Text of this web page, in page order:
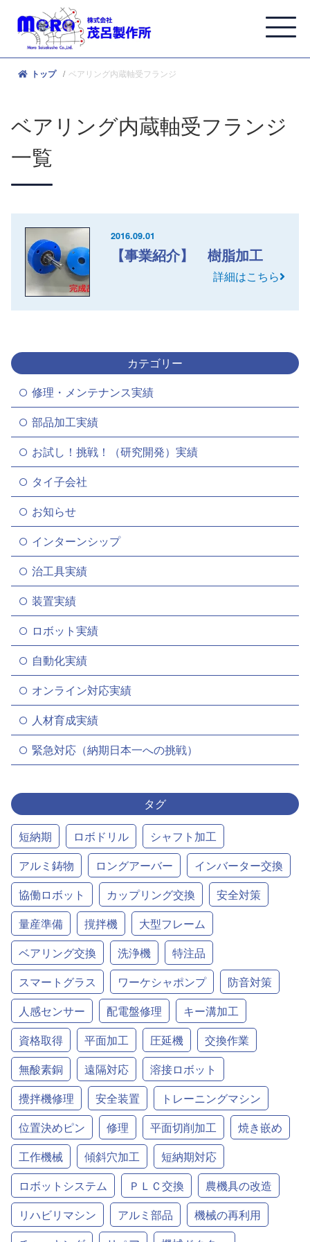
トップ ベアリング内蔵軸受フランジ
ベアリング内蔵軸受フランジ
一覧
2016.09.01
【事業紹介】 樹脂加工
詳細はこちら
カテゴリー
修理・メンテナンス実績
部品加工実績
お試し！挑戦！（研究開発）実績
タイ子会社
お知らせ
インターンシップ
治工具実績
装置実績
ロボット実績
自動化実績
オンライン対応実績
人材育成実績
緊急対応（納期日本一への挑戦）
タグ
短納期 ロボドリル
シャフト加工
アルミ鋳物
ロングアーバー
インバーター交換
協働ロボット
カップリング交換
安全対策
量産準備
撹拌機
大型フレーム
ベアリング交換
洗浄機
特注品
スマートグラス
ワーケシャポンプ
防音対策
人感センサー
配電盤修理
キー溝加工
資格取得
平面加工 圧延機
交換作業
無酸素銅
遠隔対応
溶接ロボット
攪拌機修理
安全装置
トレーニングマシン
位置決めピン
修理 平面切削加工
焼き嵌め
工作機械
傾斜穴加工
短納期対応
ロボットシステム
ＰＬＣ交換
農機具の改造
リハビリマシン
アルミ部品
機械の再利用